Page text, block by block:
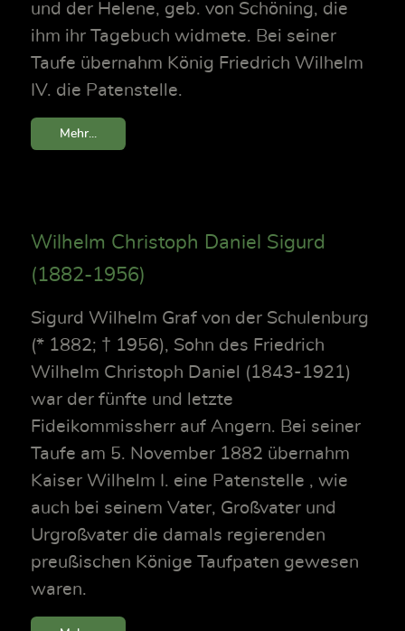
und der Helene, geb. von Schöning, die
ihm ihr Tagebuch widmete. Bei seiner
Taufe übernahm König Friedrich Wilhelm
IV. die Patenstelle.
Mehr...
Wilhelm Christoph Daniel Sigurd
(1882-1956)
Sigurd Wilhelm Graf von der Schulenburg
(* 1882; † 1956), Sohn des Friedrich
Wilhelm Christoph Daniel (1843-1921)
war der fünfte und letzte
Fideikommissherr auf Angern. Bei seiner
Taufe am 5. November 1882 übernahm
Kaiser Wilhelm I. eine Patenstelle , wie
auch bei seinem Vater, Großvater und
Urgroßvater die damals regierenden
preußischen Könige Taufpaten gewesen
waren.